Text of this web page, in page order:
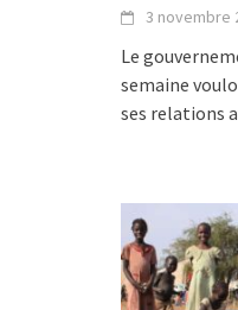
3 novembre
Le
semaine
ses relations